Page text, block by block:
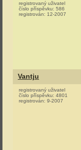
registrovaný uživatel
číslo příspěvku: 586
registrován: 12-2007
Vantju
registrovaný uživatel
číslo příspěvku: 4801
registrován: 9-2007